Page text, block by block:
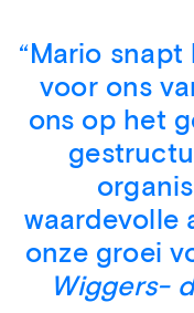
“Mario
voor ons
ons op het
waardevolle
onze groei
Wiggers-